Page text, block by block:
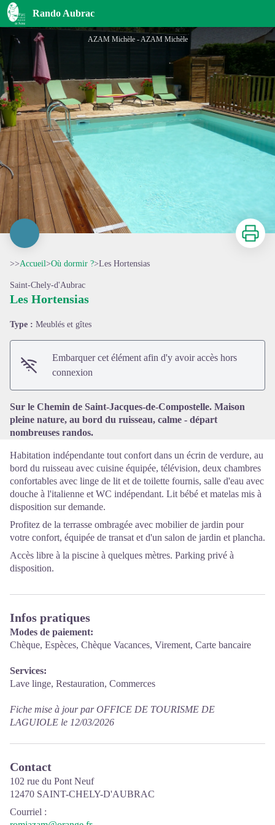
Rando Aubrac
Les Hortensias
AZAM Michèle - AZAM Michèle
Voir l'image en plein écran
Imprimer
>>Accueil>Où dormir ?>Les Hortensias
Saint-Chely-d'Aubrac
Les Hortensias
Type : Meublés et gîtes
Embarquer cet élément afin d'y avoir accès hors
connexion
Sur le Chemin de Saint-Jacques-de-Compostelle. Maison
pleine nature, au bord du ruisseau, calme - départ
nombreuses randos.
Habitation indépendante tout confort dans un écrin de verdure, au
bord du ruisseau avec cuisine équipée, télévision, deux chambres
confortables avec linge de lit et de toilette fournis, salle d'eau avec
douche à l'italienne et WC indépendant. Lit bébé et matelas mis à
disposition sur demande.
Profitez de la terrasse ombragée avec mobilier de jardin pour
votre confort, équipée de transat et d'un salon de jardin et plancha.
Accès libre à la piscine à quelques mètres. Parking privé à
disposition.
Infos pratiques
Modes de paiement:
Chèque, Espèces, Chèque Vacances, Virement, Carte bancaire
Services:
Lave linge, Restauration, Commerces
Fiche mise à jour par OFFICE DE TOURISME DE
LAGUIOLE le 12/03/2026
Contact
102 rue du Pont Neuf
12470 SAINT-CHELY-D'AUBRAC
Courriel :